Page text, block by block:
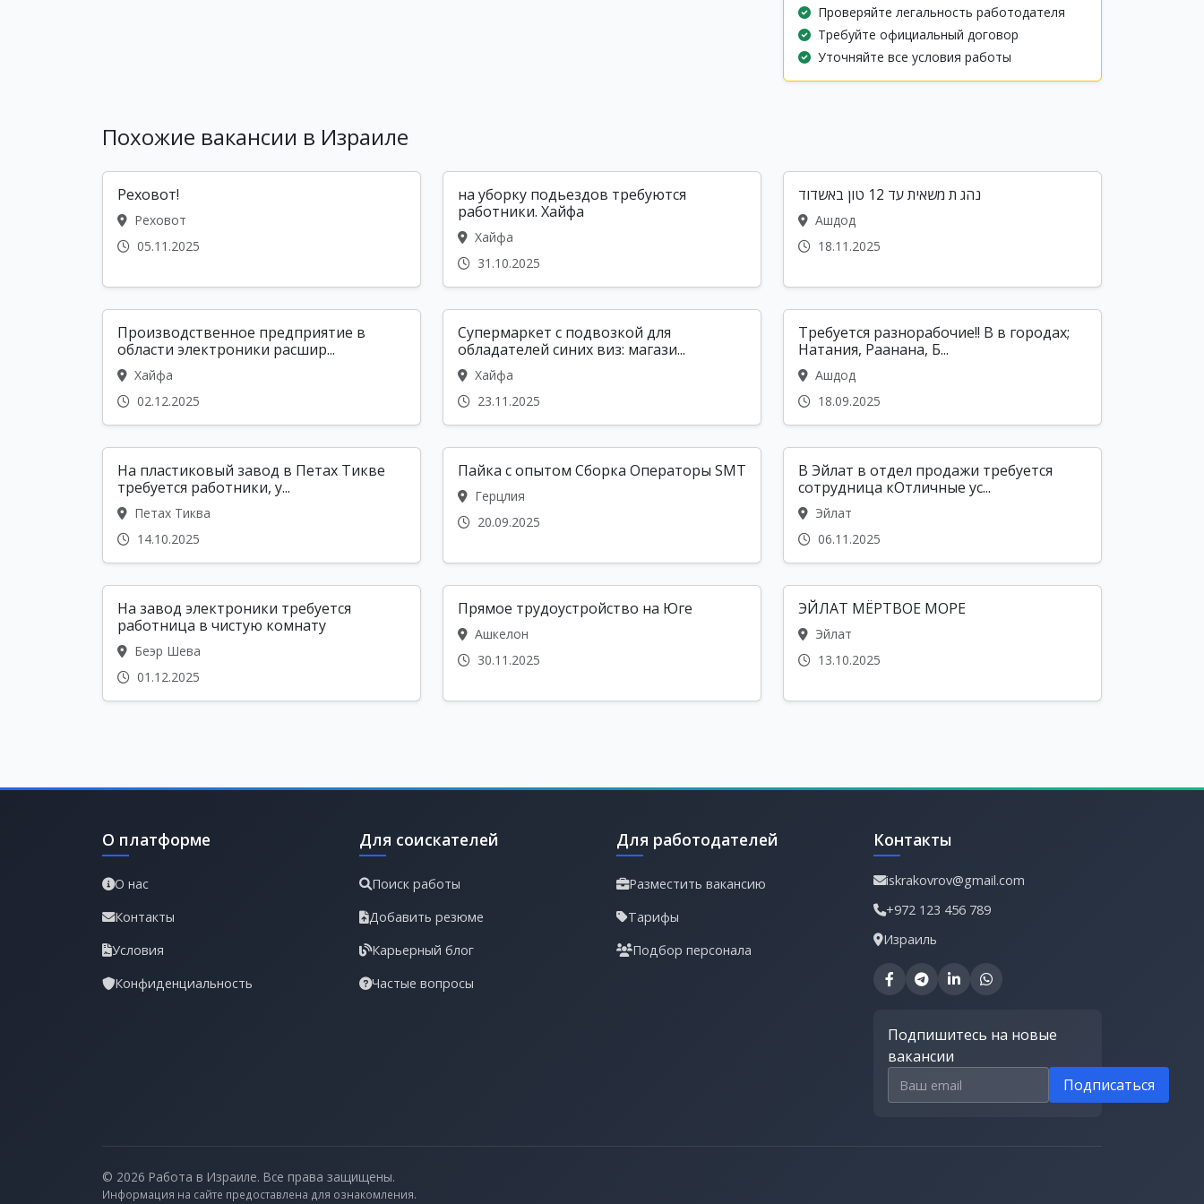
Проверяйте легальность работодателя
Требуйте официальный договор
Уточняйте все условия работы
Похожие вакансии в Израиле
Реховот!
Реховот
05.11.2025
на уборку подьездов требуются
работники. Хайфа
Хайфа
31.10.2025
נהג ת משאית עד 12 טון באשדוד
Ашдод
18.11.2025
Производственное предприятие в
области электроники расшир...
Хайфа
02.12.2025
Супермаркет с подвозкой для
обладателей синих виз: магази...
Хайфа
23.11.2025
Требуется разнорабочие!! В в городах;
Натания, Раанана, Б...
Ашдод
18.09.2025
На пластиковый завод в Петах Тикве
требуется работники, у...
Петах Тиква
14.10.2025
Пайка с опытом Cборка Операторы SMT
Герцлия
20.09.2025
В Эйлат в отдел продажи требуется
сотрудница кОтличные ус...
Эйлат
06.11.2025
На завод электроники требуется
работница в чистую комнату
Беэр Шева
01.12.2025
Прямое трудоустройство на Юге
Ашкелон
30.11.2025
ЭЙЛАТ МЁРТВОЕ МОРЕ
Эйлат
13.10.2025
О платформе
О нас
Контакты
Условия
Конфиденциальность
Для соискателей
Поиск работы
Добавить резюме
Карьерный блог
Частые вопросы
Для работодателей
Разместить вакансию
Тарифы
Подбор персонала
Контакты
iskrakovrov@gmail.com
+972 123 456 789
Израиль
Подпишитесь на новые
вакансии
Email для подписки
Подписаться
© 2026 Работа в Израиле. Все права защищены.
Информация на сайте предоставлена для ознакомления.